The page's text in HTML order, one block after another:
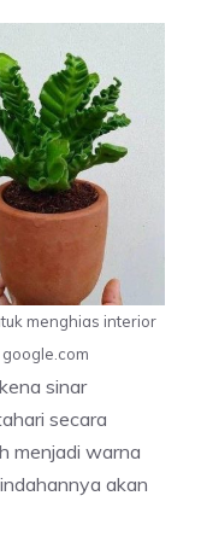
menghias interior
sinar
secara
menjadi warna
akan